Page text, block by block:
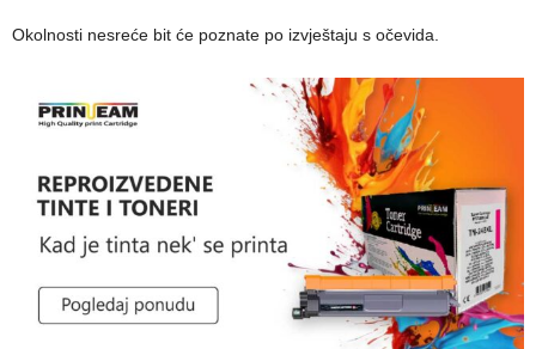
Okolnosti nesreće bit će poznate po izvještaju s očevida.